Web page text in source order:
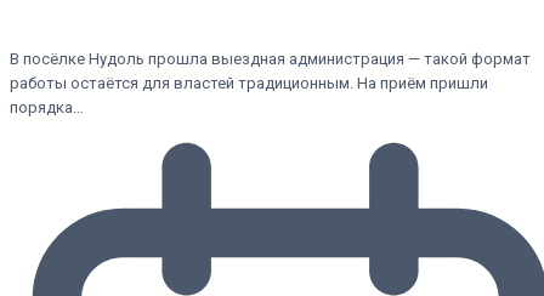
В посёлке Нудоль прошла выездная администрация — такой формат
работы остаётся для властей традиционным. На приём пришли
порядка…